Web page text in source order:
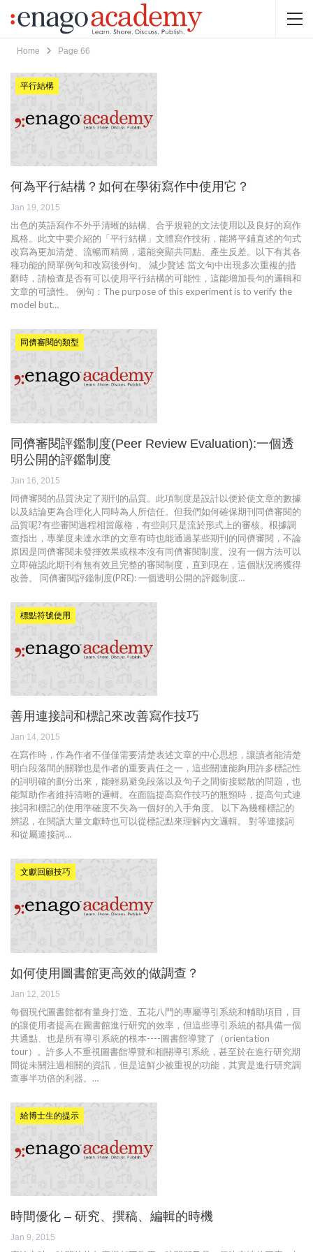
Home Page 66
平行結構
何為平行結構？如何在學術寫作中使用它？
Jan 19, 2015
出色的英語寫作不外乎清晰的結構、合乎規範的文法使用以及良好的寫作
風格。此文中要介紹的「平行結構」文體寫作技術，能將平鋪直述的句式
改寫為更加清楚、流暢而精簡，還能突顯共同點、產生反差。以下有其各
種功能的簡單例句和改寫後例句。 減少贅述 當文句中出現多次重複的措
辭時，請檢查是否有可以使用平行結構的可能性，這能增加長句的邏輯和
文章的可讀性。 例句：The purpose of this experiment is to verify the
model but…
同儕審閱的類型
同儕審閱評鑑制度(Peer Review Evaluation):一個透
明公開的評鑑制度
Jan 16, 2015
同儕審閱的品質決定了期刊的品質。此項制度是設計以便於使文章的數據
以及結論更為合理化人同時為人所信任。但我們如何確保期刊同儕審閱的
品質呢?有些審閱過程相當嚴格，有些則只是流於形式上的審核。根據調
查指出，專業度未達水準的文章有時也能通過某些期刊的同儕審閱，不論
原因是同儕審閱未發揮效果或根本沒有同儕審閱制度。沒有一個方法可以
立即確認此期刊有無有效且完整的審閱制度，直到現在，這個狀況將獲得
改善。 同儕審閱評鑑制度(PRE): 一個透明公開的評鑑制度…
標點符號使用
善用連接詞和標記來改善寫作技巧
Jan 14, 2015
在寫作時，作為作者不僅僅需要清楚表述文章的中心思想，讓讀者能清楚
明白段落間的關聯也是作者的重要責任之一，這些關連能夠用許多標記性
的詞明確的劃分出來，能輕易避免段落以及句子之間銜接鬆散的問題，也
能幫助作者維持清晰的邏輯。在面臨提高寫作技巧的瓶頸時，提高句式連
接詞和標記的使用準確度不失為一個好的入手角度。 以下為幾種標記的
辨認，在閱讀大量文獻時也可以從標記點來理解內文邏輯。 對等連接詞
和從屬連接詞…
文獻回顧技巧
如何使用圖書館更高效的做調查？
Jan 12, 2015
每個現代圖書館都有量身打造、五花八門的專屬導引系統和輔助項目，目
的讓使用者提高在圖書館進行研究的效率，但這些導引系統的都具備一個
共通點、也是所有導引系統的根本----圖書館導覽了（orientation
tour）。許多人不重視圖書館導覽和相關導引系統，甚至於在進行研究期
間從未關注過相關的資訊，但是這鮮少被重視的功能，其實是進行研究調
查事半功倍的利器。…
給博士生的提示
時間優化 – 研究、撰稿、編輯的時機
Jan 9, 2015